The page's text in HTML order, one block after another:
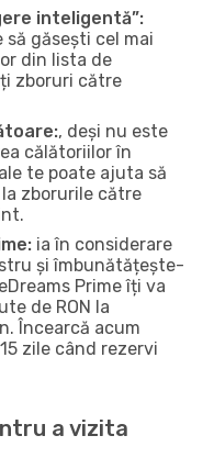
inteligentă”:
găsești cel mai
din lista de
zboruri către
, deși nu este
călătoriilor în
te poate ajuta să
zborurile către
ia în considerare
și îmbunătățește-
Prime îți va
de RON la
Încearcă acum
zile când rezervi
a vizita